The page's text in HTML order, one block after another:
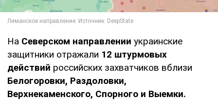
На Северском направлении украинские
защитники отражали 12 штурмовых
действий российских захватчиков вблизи
Белогоровки, Раздоловки,
Верхнекаменского, Спорного и Выемки.